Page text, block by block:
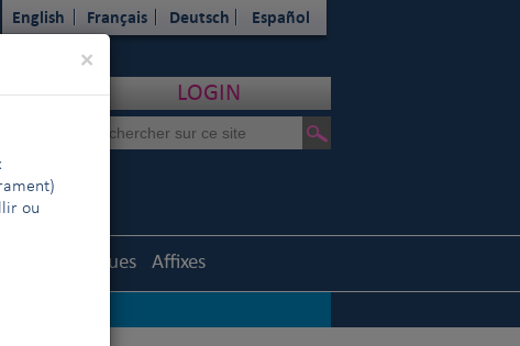
×
ou
English Français Deutsch Español
LOGIN
Statistiques Affixes